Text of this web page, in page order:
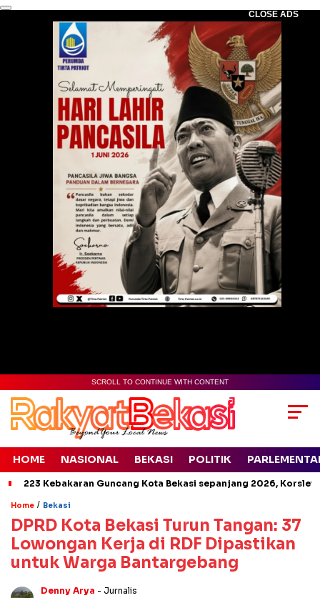
CLOSE ADS
SCROLL TO CONTINUE WITH CONTENT
HOME NASIONAL BEKASI POLITIK
223 Kebakaran Guncang Kota Bekasi sepanjang 2026,
Home / Bekasi
DPRD Kota Bekasi Turun Tangan: 37
Lowongan Kerja di RDF Dipastikan
untuk Warga Bantargebang
Denny Arya - Jurnalis